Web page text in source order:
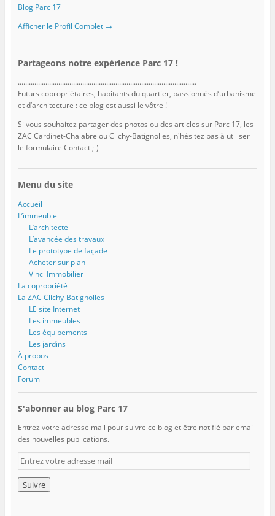
Blog Parc 17
Afficher le Profil Complet →
Partageons notre expérience Parc 17 !
.................................................................................................
Futurs copropriétaires, habitants du quartier, passionnés d’urbanisme
et d’architecture : ce blog est aussi le vôtre !
Si vous souhaitez partager des photos ou des articles sur Parc 17, les
ZAC Cardinet-Chalabre ou Clichy-Batignolles, n'hésitez pas à utiliser
le formulaire Contact ;-)
Menu du site
Accueil
L’immeuble
L’architecte
L’avancée des travaux
Le prototype de façade
Acheter sur plan
Vinci Immobilier
La copropriété
La ZAC Clichy-Batignolles
LE site Internet
Les immeubles
Les équipements
Les jardins
À propos
Contact
Forum
S'abonner au blog Parc 17
Entrez votre adresse mail pour suivre ce blog et être notifié par email
des nouvelles publications.
E
n
t
r
e